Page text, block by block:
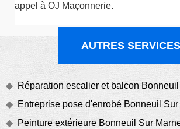
appel à OJ Maçonnerie.
AUTRES SERVICES
Réparation escalier et balcon
Entreprise pose d'enrobé Bonneuil
Peinture extérieure Bonneuil Sur